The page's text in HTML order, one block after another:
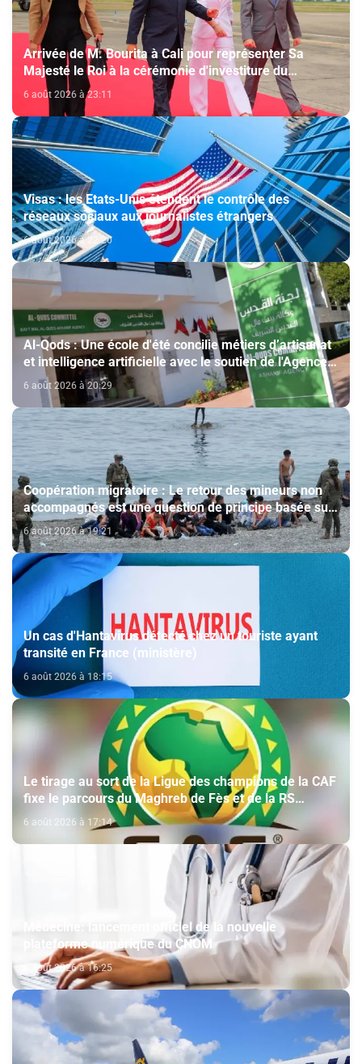
Arrivée de M. Bourita à Cali pour représenter Sa
Majesté le Roi à la cérémonie d'investiture du
nouveau président colombien
6 août 2026 à 23:11
Visas : les Etats-Unis étendent le contrôle des
réseaux sociaux aux journalistes étrangers
6 août 2026 à 22:20
Al-Qods : Une école d'été concilie métiers d’artisanat
et intelligence artificielle avec le soutien de l'Agence
Bayt Mal Al-Qods Acharif
6 août 2026 à 20:29
Coopération migratoire : Le retour des mineurs non
accompagnés est une question de principe basée sur
les Hautes Instructions Royales (source diplomatique)
6 août 2026 à 19:21
Un cas d'Hantavirus détecté chez un touriste ayant
transité en France (ministère)
6 août 2026 à 18:15
Le tirage au sort de la Ligue des champions de la CAF
fixe le parcours du Maghreb de Fès et de la RS
Berkane
6 août 2026 à 17:14
Médecine: lancement officiel de la nouvelle
plateforme numérique du CNOM
6 août 2026 à 16:25